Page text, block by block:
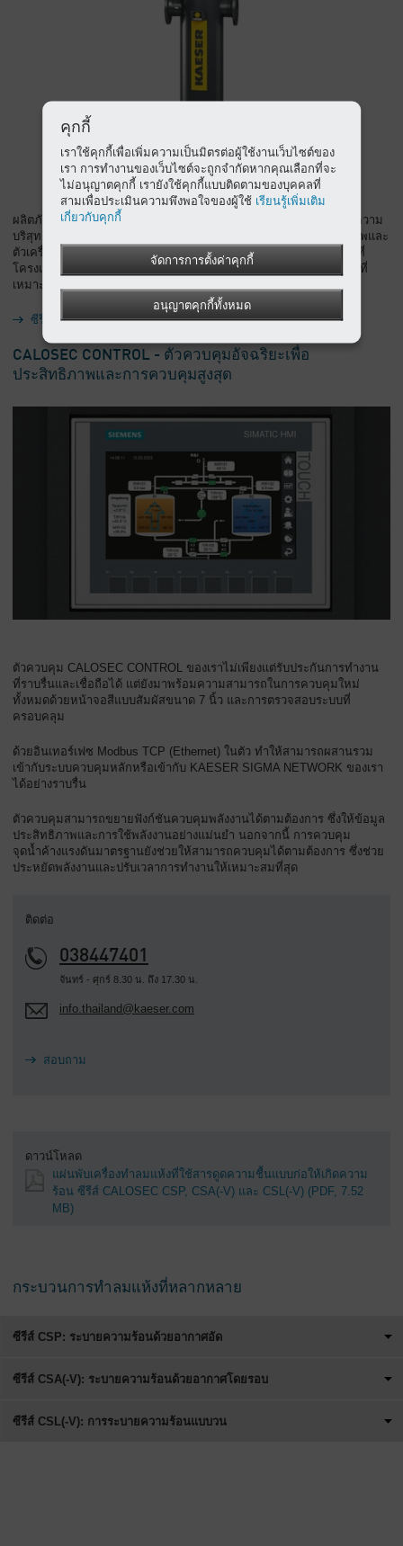
ผลิตภัณฑ์ตัวกรอง KAESER รับประกันคุณภาพของลมอัดในทุกระดับความ
บริสุทธิ์ตามมาตรฐาน ISO 8573-1 องค์ประกอบตัวกรองที่มีประสิทธิภาพและ
ตัวเครื่องขนาดใหญ่ช่วยลดความแตกต่างของแรงดันให้น้อยที่สุด ขณะที่
โครงเหล็กเคลือบพิเศษช่วยเพิ่มความทนทานและสร้างสภาวะการกรองที่
เหมาะสม
ซีรีส์ KAESER FILTER 35.4 - 336-3 ลบ.ม./นาที
CALOSEC CONTROL - ตัวควบคุมอัจฉริยะเพื่อ
ประสิทธิภาพและการควบคุมสูงสุด
ตัวควบคุม CALOSEC CONTROL ของเราไม่เพียงแต่รับประกันการทำงาน
ที่ราบรื่นและเชื่อถือได้ แต่ยังมาพร้อมความสามารถในการควบคุมใหม่
ทั้งหมดด้วยหน้าจอสีแบบสัมผัสขนาด 7 นิ้ว และการตรวจสอบระบบที่
ครอบคลุม
ด้วยอินเทอร์เฟซ Modbus TCP (Ethernet) ในตัว ทำให้สามารถผสานรวม
เข้ากับระบบควบคุมหลักหรือเข้ากับ KAESER SIGMA NETWORK ของเรา
ได้อย่างราบรื่น
ตัวควบคุมสามารถขยายฟังก์ชันควบคุมพลังงานได้ตามต้องการ ซึ่งให้ข้อมูล
ประสิทธิภาพและการใช้พลังงานอย่างแม่นยำ นอกจากนี้ การควบคุม
จุดน้ำค้างแรงดันมาตรฐานยังช่วยให้สามารถควบคุมได้ตามต้องการ ซึ่งช่วย
ประหยัดพลังงานและปรับเวลาการทำงานให้เหมาะสมที่สุด
ติดต่อ
038447401
จันทร์ - ศุกร์ 8.30 น. ถึง 17.30 น.
info.thailand@kaeser.com
สอบถาม
ดาวน์โหลด
แผ่นพับเครื่องทำลมแห้งที่ใช้สารดูดความชื้นแบบก่อให้เกิดความ
ร้อน ซีรีส์ CALOSEC CSP, CSA(-V) และ CSL(-V) (PDF, 7.52
MB)
กระบวนการทำลมแห้งที่หลากหลาย
ซีรีส์ CSP: ระบายความร้อนด้วยอากาศอัด
ซีรีส์ CSA(-V): ระบายความร้อนด้วยอากาศโดยรอบ
ซีรีส์ CSL(-V): การระบายความร้อนแบบวน
คุกกี้
เราใช้คุกกี้เพื่อเพิ่มความเป็นมิตรต่อผู้ใช้งานเว็บไซต์ของ
เรา การทำงานของเว็บไซต์จะถูกจำกัดหากคุณเลือกที่จะ
ไม่อนุญาตคุกกี้ เรายังใช้คุกกี้แบบติดตามของบุคคลที่
สามเพื่อประเมินความพึงพอใจของผู้ใช้ เรียนรู้เพิ่มเติม
เกี่ยวกับคุกกี้
จัดการการตั้งค่าคุกกี้
อนุญาตคุกกี้ทั้งหมด